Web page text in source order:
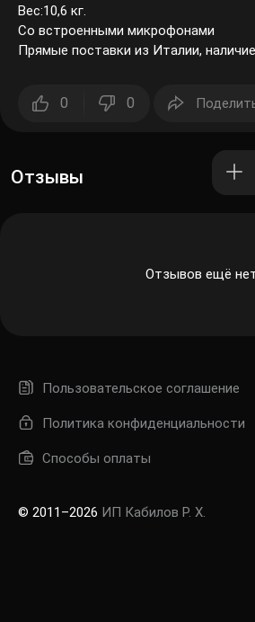
Вес:10,6 кг.
Cо встроенными микрофонами
Прямые поставки из Италии,
0 0
Отзывы
Отзывов ещё
Пользовательское соглашение
Политика конфиденциальности
Способы оплаты
© 2011–2026 ИП Кабилов Р. Х.